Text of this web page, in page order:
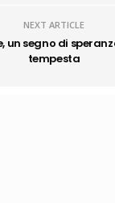
NEXT ARTICLE
un segno di
tempesta